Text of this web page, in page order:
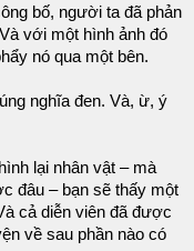
bố, người ta đã phản
với một hình ảnh đó
nó qua một bên.
nghĩa đen. Và, ừ, ý
lại nhân vật – mà
đâu – bạn sẽ thấy một
cả diễn viên đã được
về sau phần nào có